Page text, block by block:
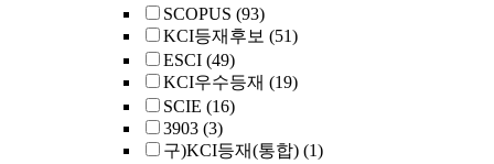
SCOPUS (93)
KCI등재후보 (51)
ESCI (49)
KCI우수등재 (19)
SCIE (16)
3903 (3)
구)KCI등재(통합) (1)